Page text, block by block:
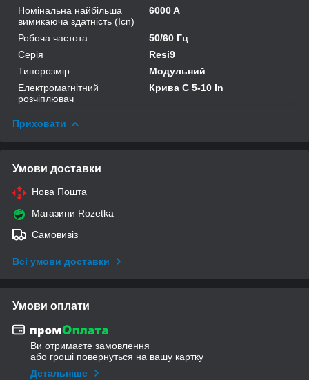
Номінальна найбільша
вимикаюча здатність (Icn)
6000 A
Робоча частота
50/60 Гц
Серія
Resi9
Типорозмір
Модульний
Електромагнітний
розчіплювач
Крива C 5-10 In
Приховати
Умови доставки
Нова Пошта
Магазини Rozetka
Самовивіз
Всі умови доставки
Умови оплати
Ви отримаєте замовлення
або гроші повернуться на вашу картку
Детальніше